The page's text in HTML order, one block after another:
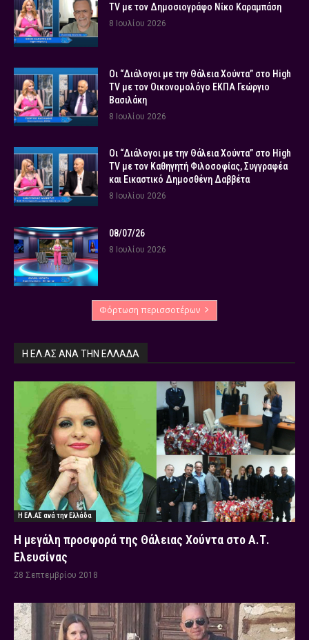
TV με τον Δημοσιογράφο Νίκο Καραμπάση
8 Ιουλίου 2026
Οι “Διάλογοι με την Θάλεια Χούντα” στο High
TV με τον Οικονομολόγο ΕΚΠΑ Γεώργιο
Βασιλάκη
8 Ιουλίου 2026
Οι “Διάλογοι με την Θάλεια Χούντα” στο High
TV με τον Καθηγητή Φιλοσοφίας, Συγγραφέα
και Εικαστικό Δημοσθένη Δαββέτα
8 Ιουλίου 2026
08/07/26
8 Ιουλίου 2026
Φόρτωση περισσοτέρων
Η ΕΛ.ΑΣ ΑΝΆ ΤΗΝ ΕΛΛΆΔΑ
Η ΕΛ.ΑΣ ανά την Ελλάδα
Η μεγάλη προσφορά της Θάλειας Χούντα στο Α.Τ.
Ελευσίνας
28 Σεπτεμβρίου 2018